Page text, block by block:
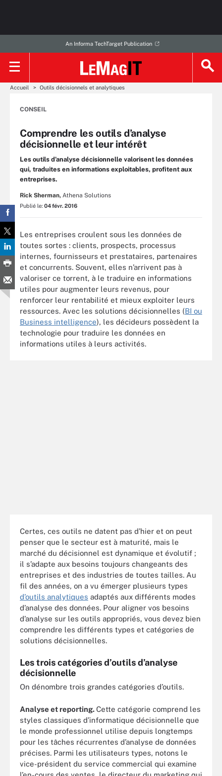
An Informa TechTarget Publication
Accueil Outils décisionnels et analytiques
CONSEIL
Comprendre les outils d’analyse
décisionnelle et leur intérêt
Les outils d’analyse décisionnelle valorisent les données
qui, traduites en informations exploitables, profitent aux
entreprises.
Rick Sherman, Athena Solutions
Publié le: 04 févr. 2016
Les entreprises croulent sous les données de
toutes sortes : clients, prospects, processus
internes, fournisseurs et prestataires, partenaires
et concurrents. Souvent, elles n’arrivent pas à
valoriser ce torrent, à le traduire en informations
utiles pour augmenter leurs revenus, pour
renforcer leur rentabilité et mieux exploiter leurs
ressources. Avec les solutions décisionnelles (BI ou
Business intelligence), les décideurs possèdent la
technologie pour traduire les données en
informations utiles à leurs activités.
Certes, ces outils ne datent pas d’hier et on peut
penser que le secteur est à maturité, mais le
marché du décisionnel est dynamique et évolutif ;
il s’adapte aux besoins toujours changeants des
entreprises et des industries de toutes tailles. Au
fil des années, on a vu émerger plusieurs types
d’outils analytiques adaptés aux différents modes
d’analyse des données. Pour aligner vos besoins
d’analyse sur les outils appropriés, vous devez bien
comprendre les différents types et catégories de
solutions décisionnelles.
Les trois catégories d’outils d’analyse
décisionnelle
On dénombre trois grandes catégories d’outils.
Analyse et reporting.Cette catégorie comprend les
styles classiques d’informatique décisionnelle que
le monde professionnel utilise depuis longtemps
pour les tâches récurrentes d’analyse de données
précises. Parmi les utilisateurs types, notons le
vice-président du service commercial qui examine